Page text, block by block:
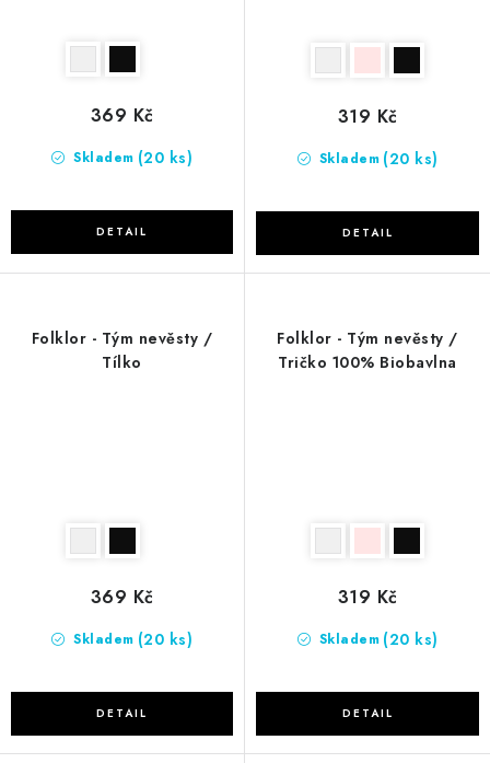
Skladem (20 ks)
369 Kč
Skladem (20 ks)
319 Kč
Folklor - Tým nevěsty /
Tílko
Skladem (20 ks)
369 Kč
Folklor - Tým nevěsty /
Tričko 100% Biobavlna
Skladem (20 ks)
319 Kč